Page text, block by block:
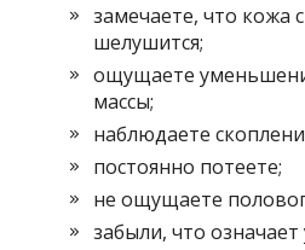
замечаете, что кожа
шелушится;
ощущаете
массы;
наблюдаете
постоянно потеете;
не ощущаете
забыли, что